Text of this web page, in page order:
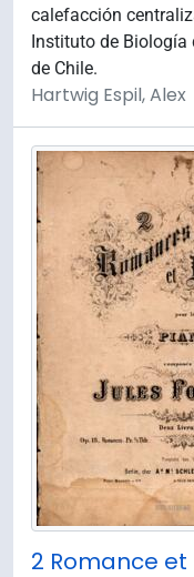
calefacción
Instituto de Biología
de Chile.
Hartwig Espil, Alex